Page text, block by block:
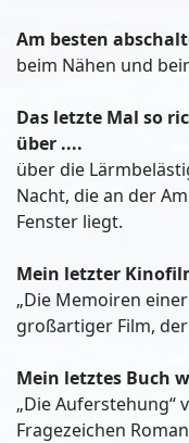
Am besten
beim Nähen und
Das letzte Mal so
über ....
über die
Nacht, die an der
Fenster liegt.
Mein letzter
„Die Memoiren
großartiger Film,
Mein letztes Buch
„Die Auferstehung“
Fragezeichen